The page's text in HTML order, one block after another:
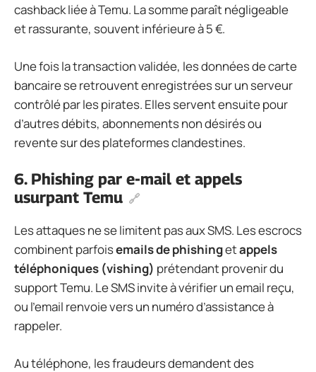
cashback liée à Temu. La somme paraît négligeable
et rassurante, souvent inférieure à 5 €.
Une fois la transaction validée, les données de carte
bancaire se retrouvent enregistrées sur un serveur
contrôlé par les pirates. Elles servent ensuite pour
d’autres débits, abonnements non désirés ou
revente sur des plateformes clandestines.
6. Phishing par e-mail et appels
usurpant Temu
Les attaques ne se limitent pas aux SMS. Les escrocs
combinent parfoisemails de phishingetappels
téléphoniques (vishing) prétendant provenir du
support Temu. Le SMS invite à vérifier un email reçu,
ou l’email renvoie vers un numéro d’assistance à
rappeler.
Au téléphone, les fraudeurs demandent des